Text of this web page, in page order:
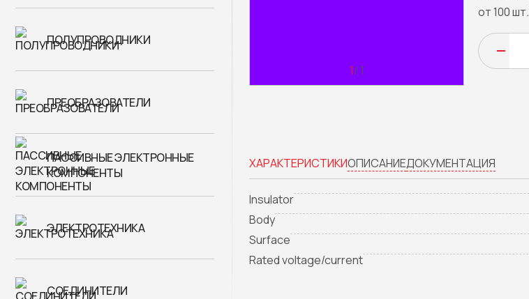
ПОЛУПРОВОДНИКИ
ПРЕОБРАЗОВАТЕЛИ
ПАССИВНЫЕ ЭЛЕКТРОННЫЕ
КОМПОНЕНТЫ
ЭЛЕКТРОТЕХНИКА
СОЕДИНИТЕЛИ
1/ 1
от 100 шт.
ХАРАКТЕРИСТИКИОПИСАНИЕДОКУМЕНТАЦИЯ
Insulator
Body
Surface
Rated voltage/current